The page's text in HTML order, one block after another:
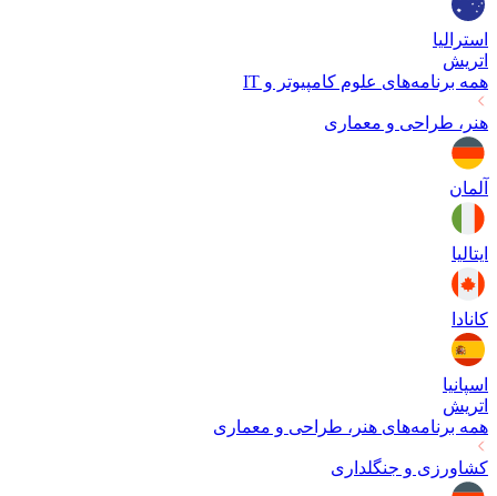
استرالیا
اتریش
همه برنامه‌های علوم کامپیوتر و IT
هنر، طراحی و معماری
آلمان
ایتالیا
کانادا
اسپانیا
اتریش
همه برنامه‌های هنر، طراحی و معماری
کشاورزی و جنگلداری